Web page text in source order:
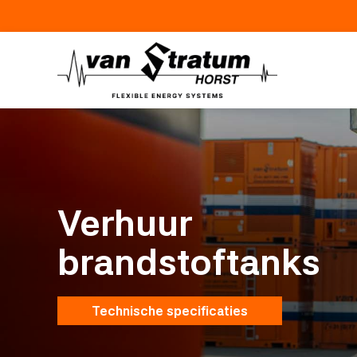
Verhuur
brandstoftanks
Technische specificaties